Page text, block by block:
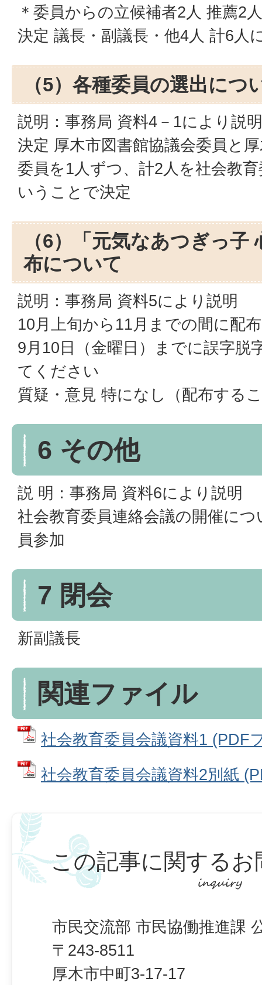
＊委員からの立候補者2人 推薦2人
決定 議長・副議長・他4人 計6人
（5）各種委員の選出につ
説明：事務局 資料4－1により説明
決定 厚木市図書館協議会委員と
委員を1人ずつ、計2人を社会教
いうことで決定
（6）「元気なあつぎっ子
布について
説明：事務局 資料5により説明
10月上旬から11月までの間に配布
9月10日（金曜日）までに誤字脱
てください
質疑・意見 特になし（配布する
6 その他
説 明：事務局 資料6により説明
社会教育委員連絡会議の開催に
員参加
7 閉会
新副議長
関連ファイル
社会教育委員会議資料1 (PDF
社会教育委員会議資料2別紙
この記事に関するお
市民交流部 市民協働推進課
〒243-8511
厚木市中町3-17-17